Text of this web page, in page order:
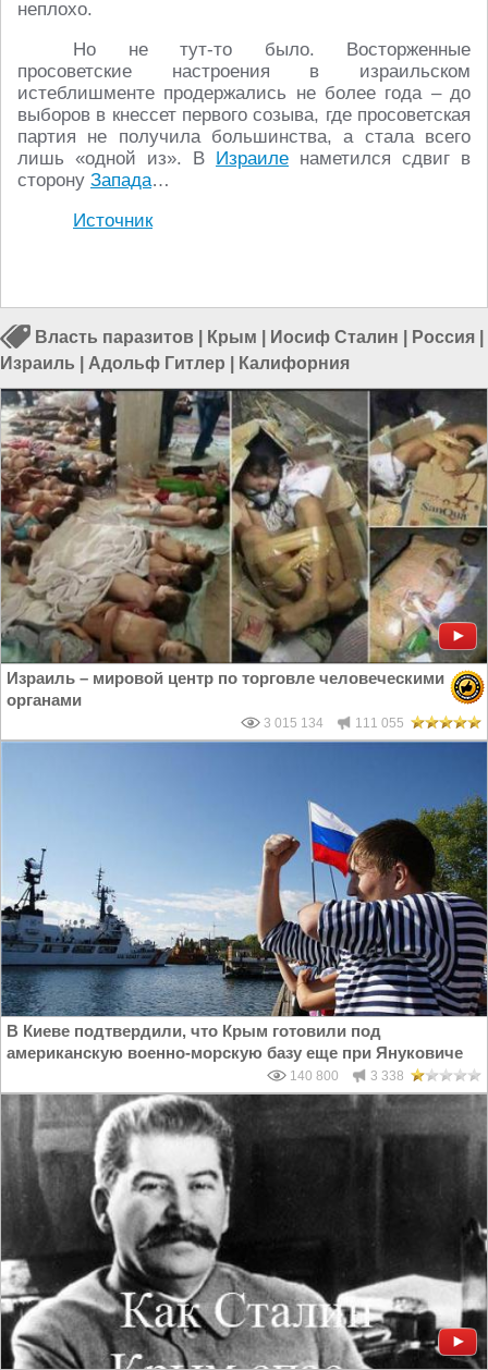
неплохо.
Но не тут-то было. Восторженные
просоветские настроения в израильском
истеблишменте продержались не более года – до
выборов в кнессет первого созыва, где просоветская
партия не получила большинства, а стала всего
лишь «одной из». В Израиле наметился сдвиг в
сторону Запада…
Источник
Власть паразитов Крым Иосиф Сталин Россия
Израиль
Адольф Гитлер Калифорния
Израиль – мировой центр по торговле человеческими
органами
3 015 134 111 055
В Киеве подтвердили, что Крым готовили под
американскую военно-морскую базу еще при Януковиче
140 800 3 338